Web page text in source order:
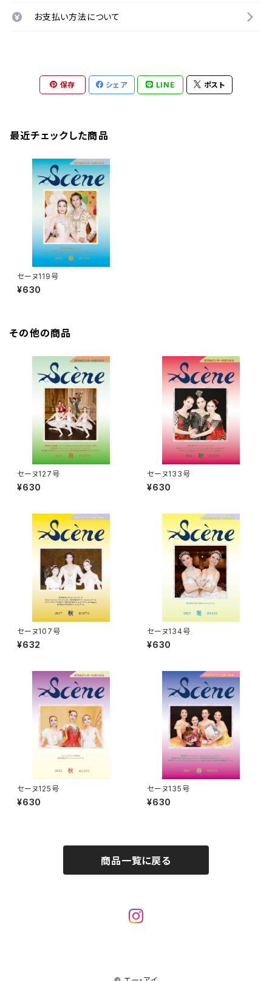
お支払い方法について
保存 シェア LINE ポスト
最近チェックした商品
セーヌ119号
¥630
その他の商品
セーヌ127号
¥630
セーヌ133号
¥630
セーヌ107号
¥632
セーヌ134号
¥630
セーヌ125号
¥630
セーヌ135号
¥630
商品一覧に戻る